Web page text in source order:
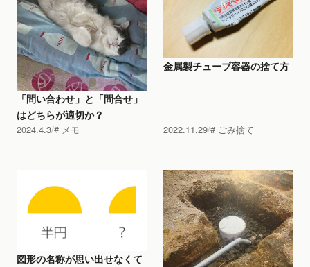
「問い合わせ」と「問合せ」
はどちらが適切か？
2024.4.3 メモ
金属製チューブ容器の捨て方
2022.11.29 ごみ捨て
図形の名称が思い出せなくて